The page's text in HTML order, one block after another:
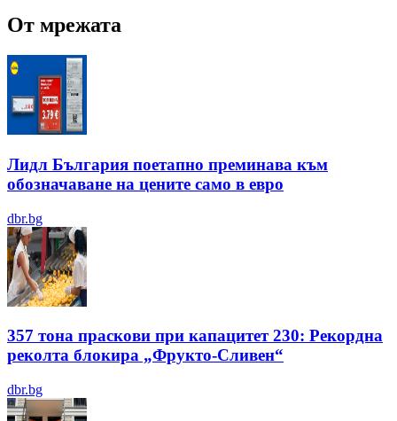
От мрежата
Лидл България поетапно преминава към
обозначаване на цените само в евро
dbr.bg
357 тона праскови при капацитет 230: Рекордна
реколта блокира „Фрукто-Сливен“
dbr.bg